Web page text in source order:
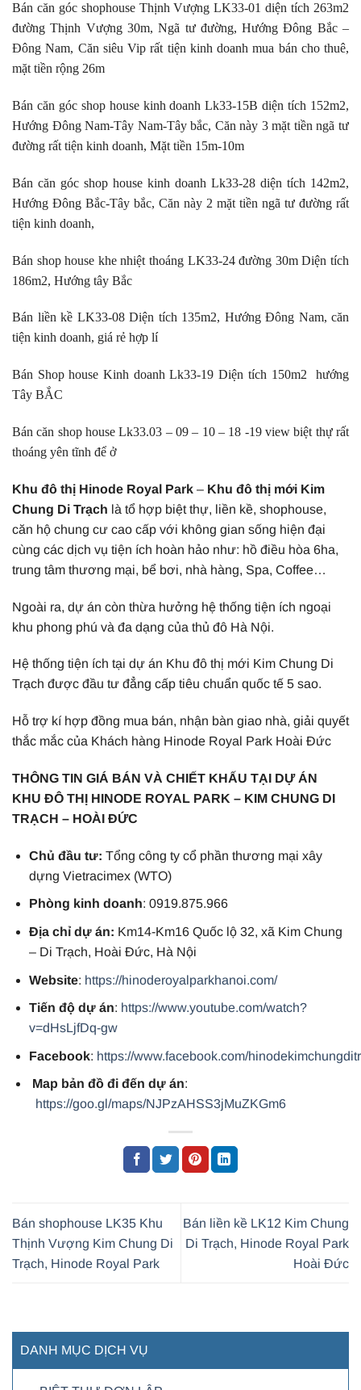
Bán căn góc shophouse Thịnh Vượng LK33-01 diện tích 263m2
đường Thịnh Vượng 30m, Ngã tư đường, Hướng Đông Bắc –
Đông Nam, Căn siêu Vip rất tiện kinh doanh mua bán cho thuê,
mặt tiền rộng 26m
Bán căn góc shop house kinh doanh Lk33-15B diện tích 152m2,
Hướng Đông Nam-Tây Nam-Tây bắc, Căn này 3 mặt tiền ngã tư
đường rất tiện kinh doanh, Mặt tiền 15m-10m
Bán căn góc shop house kinh doanh Lk33-28 diện tích 142m2,
Hướng Đông Bắc-Tây bắc, Căn này 2 mặt tiền ngã tư đường rất
tiện kinh doanh,
Bán shop house khe nhiệt thoáng LK33-24 đường 30m Diện tích
186m2, Hướng tây Bắc
Bán liền kề LK33-08 Diện tích 135m2, Hướng Đông Nam, căn
tiện kinh doanh, giá rẻ hợp lí
Bán Shop house Kinh doanh Lk33-19 Diện tích 150m2 hướng
Tây BẮC
Bán căn shop house Lk33.03 – 09 – 10 – 18 -19 view biệt thự rất
thoáng yên tĩnh để ở
Khu đô thị Hinode Royal Park – Khu đô thị mới Kim
Chung Di Trạch là tổ hợp biệt thự, liền kề, shophouse,
căn hộ chung cư cao cấp với không gian sống hiện đại
cùng các dịch vụ tiện ích hoàn hảo như: hồ điều hòa 6ha,
trung tâm thương mại, bể bơi, nhà hàng, Spa, Coffee…
Ngoài ra, dự án còn thừa hưởng hệ thống tiện ích ngoại
khu phong phú và đa dạng của thủ đô Hà Nội.
Hệ thống tiện ích tại dự án Khu đô thị mới Kim Chung Di
Trạch được đầu tư đẳng cấp tiêu chuẩn quốc tế 5 sao.
Hỗ trợ kí hợp đồng mua bán, nhận bàn giao nhà, giải quyết
thắc mắc của Khách hàng Hinode Royal Park Hoài Đức
THÔNG TIN GIÁ BÁN VÀ CHIẾT KHẤU TẠI DỰ ÁN
KHU ĐÔ THỊ HINODE ROYAL PARK – KIM CHUNG DI
TRẠCH – HOÀI ĐỨC
Chủ đầu tư: Tổng công ty cổ phần thương mại xây
dựng Vietracimex (WTO)
Phòng kinh doanh: 0919.875.966
Địa chỉ dự án: Km14-Km16 Quốc lộ 32, xã Kim Chung
– Di Trạch, Hoài Đức, Hà Nội
Website: https://hinoderoyalparkhanoi.com/
Tiến độ dự án: https://www.youtube.com/watch?
v=dHsLjfDq-gw
Facebook: https://www.facebook.com/
Map bản đồ đi đến dự án:
https://goo.gl/maps/NJPzAHSS3jMuZKGm6
Bán shophouse LK35 Khu
Thịnh Vượng Kim Chung Di
Trạch, Hinode Royal Park
Bán liền kề LK12 Kim Chung
Di Trạch, Hinode Royal Park
Hoài Đức
DANH MỤC DỊCH VỤ